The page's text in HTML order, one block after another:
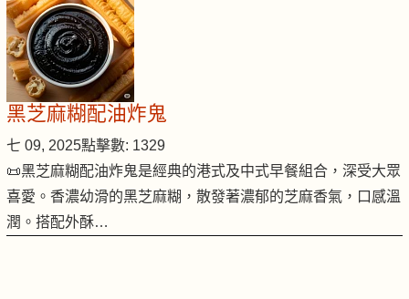
黑芝麻糊配油炸鬼
七 09, 2025點擊數: 1329
📜黑芝麻糊配油炸鬼是經典的港式及中式早餐組合，深受大眾
喜愛。香濃幼滑的黑芝麻糊，散發著濃郁的芝麻香氣，口感溫
潤。搭配外酥…